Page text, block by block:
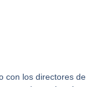
con los directores de